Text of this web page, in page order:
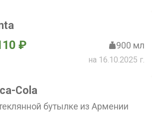
₽ 900 мл
на 16.10.2025 г.
Cola
бутылке из Армении